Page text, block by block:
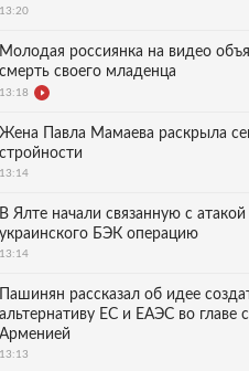
13:20
Молодая россиянка на видео
смерть своего младенца
13:18
Жена Павла Мамаева раскрыла
стройности
13:14
В Ялте начали связанную с атакой
украинского БЭК операцию
13:14
Пашинян рассказал об идее
альтернативу ЕС и ЕАЭС во главе с
Арменией
13:13